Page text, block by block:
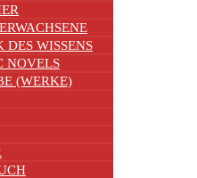
WISSENS
NOVELS
(WERKE)